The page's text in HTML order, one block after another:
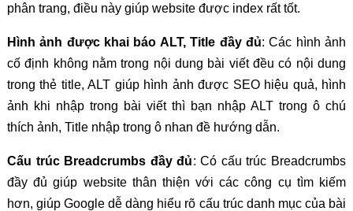
phân trang, điều này giúp website được index rất tốt.
Hình ảnh được khai báo ALT, Title đầy đủ: Các hình ảnh
cố định không nằm trong nội dung bài viết đều có nội dung
trong thẻ title, ALT giúp hình ảnh được SEO hiệu quả, hình
ảnh khi nhập trong bài viết thì bạn nhập ALT trong ô chú
thích ảnh, Title nhập trong ô nhan đề hướng dẫn.
Cấu trúc Breadcrumbs đầy đủ: Có cấu trúc Breadcrumbs
đầy đủ giúp website thân thiện với các công cụ tìm kiếm
hơn, giúp Google dễ dàng hiểu rõ cấu trúc danh mục của bài